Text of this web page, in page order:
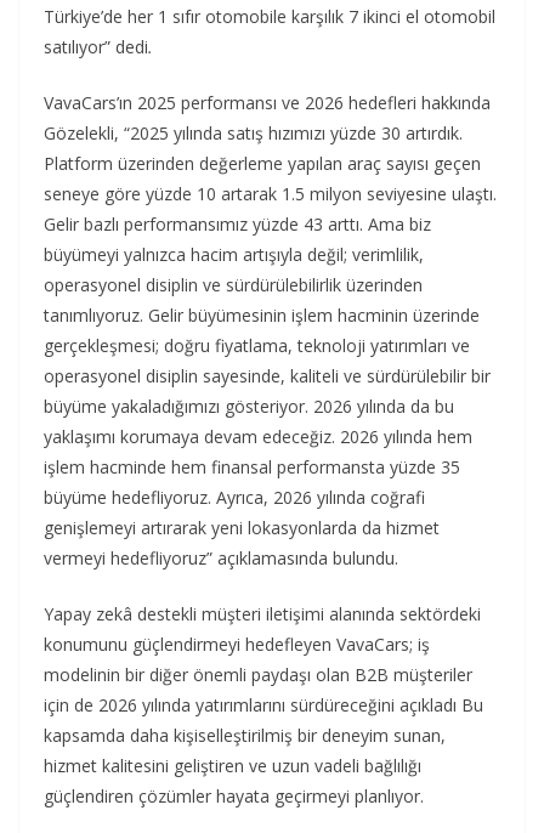
Türkiye’de her 1 sıfır otomobile karşılık 7 ikinci el otomobil
satılıyor” dedi.
VavaCars’ın 2025 performansı ve 2026 hedefleri hakkında
Gözelekli, “2025 yılında satış hızımızı yüzde 30 artırdık.
Platform üzerinden değerleme yapılan araç sayısı geçen
seneye göre yüzde 10 artarak 1.5 milyon seviyesine ulaştı.
Gelir bazlı performansımız yüzde 43 arttı. Ama biz
büyümeyi yalnızca hacim artışıyla değil; verimlilik,
operasyonel disiplin ve sürdürülebilirlik üzerinden
tanımlıyoruz. Gelir büyümesinin işlem hacminin üzerinde
gerçekleşmesi; doğru fiyatlama, teknoloji yatırımları ve
operasyonel disiplin sayesinde, kaliteli ve sürdürülebilir bir
büyüme yakaladığımızı gösteriyor. 2026 yılında da bu
yaklaşımı korumaya devam edeceğiz. 2026 yılında hem
işlem hacminde hem finansal performansta yüzde 35
büyüme hedefliyoruz. Ayrıca, 2026 yılında coğrafi
genişlemeyi artırarak yeni lokasyonlarda da hizmet
vermeyi hedefliyoruz” açıklamasında bulundu.
Yapay zekâ destekli müşteri iletişimi alanında sektördeki
konumunu güçlendirmeyi hedefleyen VavaCars; iş
modelinin bir diğer önemli paydaşı olan B2B müşteriler
için de 2026 yılında yatırımlarını sürdüreceğini açıkladı Bu
kapsamda daha kişiselleştirilmiş bir deneyim sunan,
hizmet kalitesini geliştiren ve uzun vadeli bağlılığı
güçlendiren çözümler hayata geçirmeyi planlıyor.